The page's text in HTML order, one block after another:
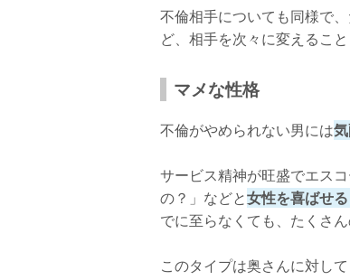
不倫相手についても同様で
ど、相手を次々に変えるこ
マメな性格
不倫がやめられない男には
サービス精神が旺盛でエス
の？」などと女性を喜ばせ
でに至らなくても、たくさ
このタイプは奥さんに対し